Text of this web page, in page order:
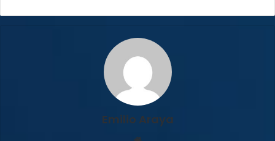
Emilio Araya